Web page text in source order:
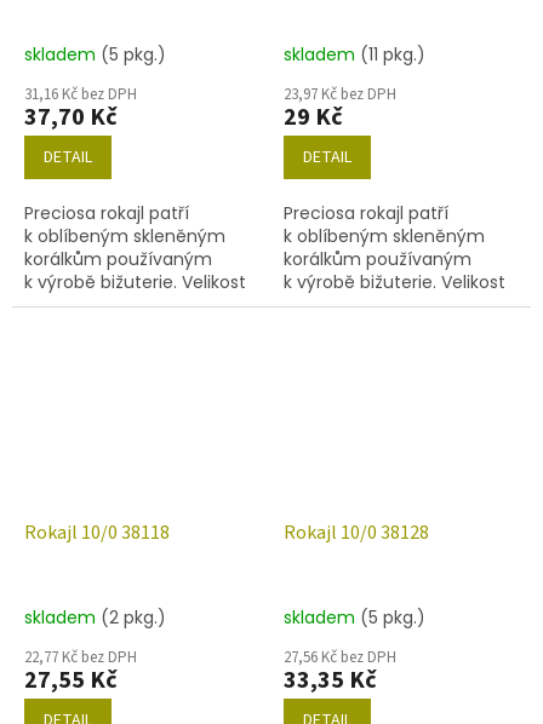
skladem (5 pkg.)
31,16 Kč bez DPH
37,70 Kč
DETAIL
Preciosa rokajl patří
k oblíbeným skleněným
korálkům používaným
k výrobě bižuterie. Velikost
10/0 (2,2-2,4 mm), barva
skladem (11 pkg.)
23,97 Kč bez DPH
29 Kč
DETAIL
Preciosa rokajl patří
k oblíbeným skleněným
korálkům používaným
k výrobě bižuterie. Velikost
10/0 (2,0-2,4mm), barva
Rokajl 10/0 38118
skladem (2 pkg.)
22,77 Kč bez DPH
27,55 Kč
Rokajl 10/0 38128
skladem (5 pkg.)
27,56 Kč bez DPH
33,35 Kč